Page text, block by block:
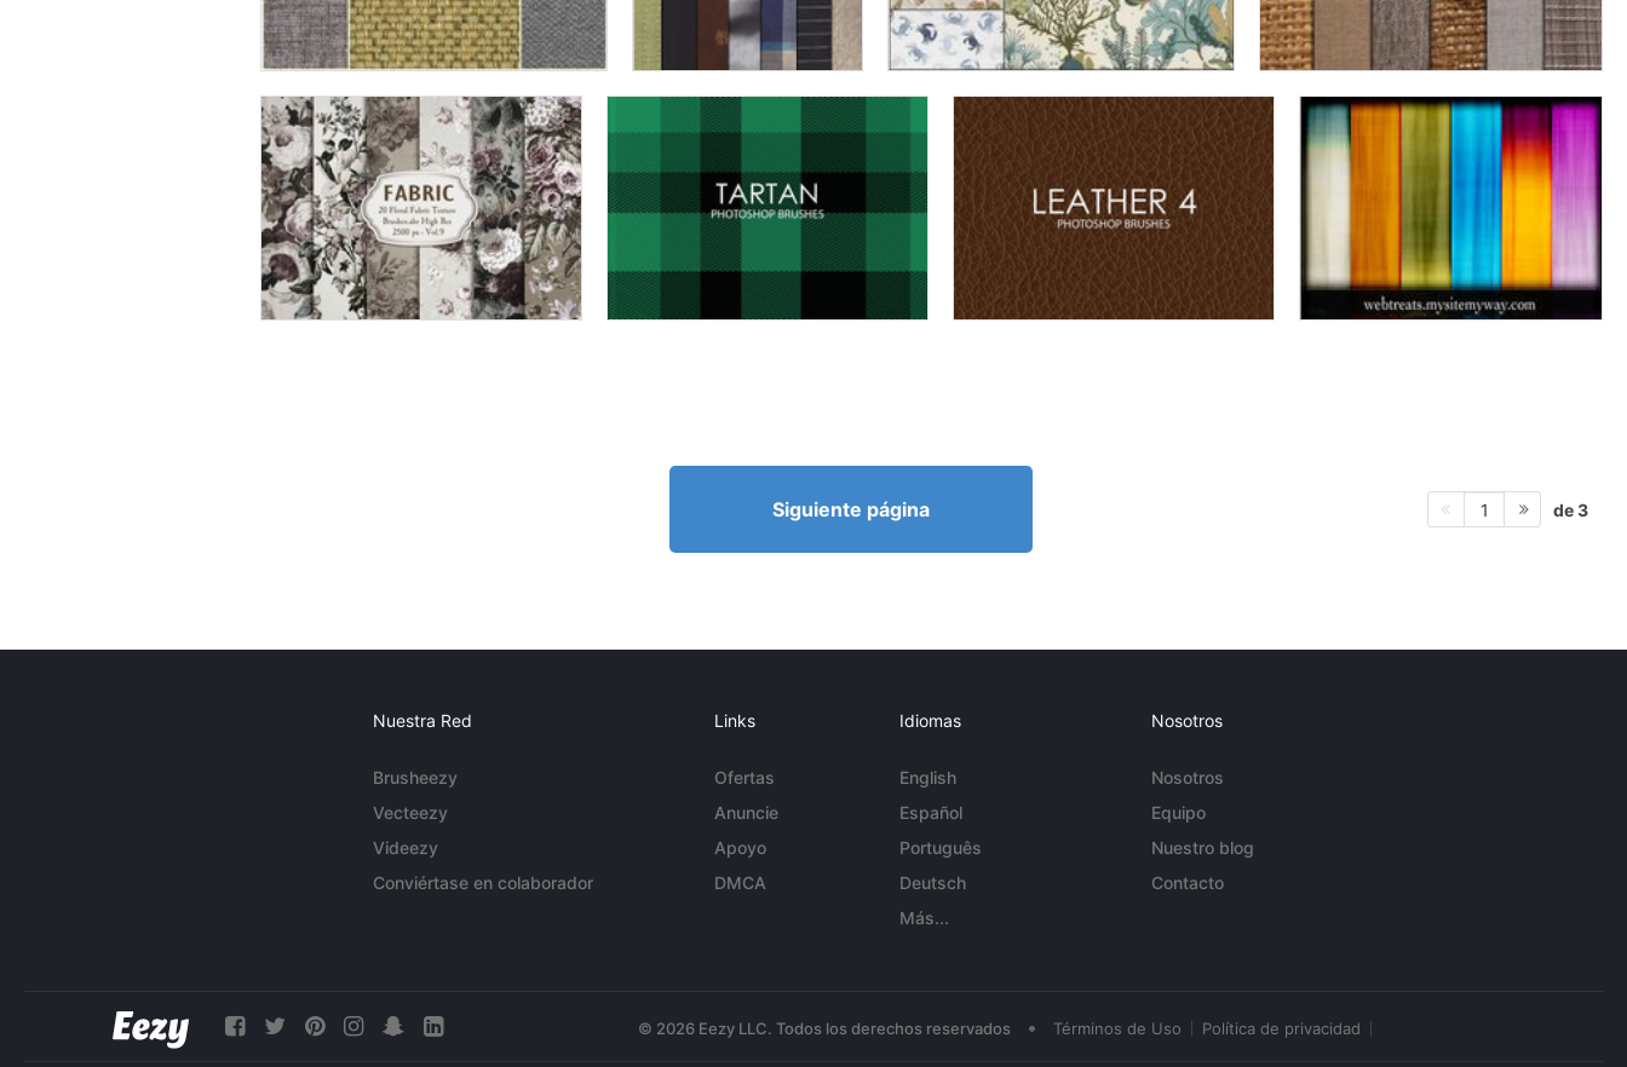
Siguiente página 1 de 3
Nuestra Red
Brusheezy
Vecteezy
Videezy
Conviértase en colaborador
Links
Ofertas
Anuncie
Apoyo
DMCA
Idiomas
English
Español
Português
Deutsch
Más...
Nosotros
Nosotros
Equipo
Nuestro blog
Contacto
© 2026 Eezy LLC. Todos los derechos reservados • Términos de Uso Política de privacidad